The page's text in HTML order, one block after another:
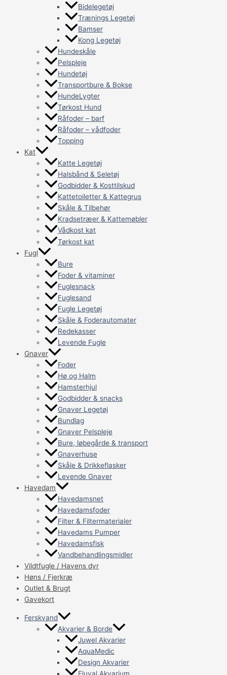
Bidelegetøj
Trænings Legetøj
Bamser
Kong Legetøj
Hundeskåle
Pelspleje
Hundetøj
Transportbure & Bokse
HundeLygter
Tørkost Hund
Råfoder – barf
Råfoder – vådfoder
Topping
Kat
Katte Legetøj
Halsbånd & Seletøj
Godbidder & Kosttilskud
Kattetoiletter & Kattegrus
Skåle & Tilbehør
Kradsetræer & Kattemøbler
Vådkost kat
Tørkost kat
Fugl
Bure
Foder & vitaminer
Fuglesnack
Fuglesand
Fugle Legetøj
Skåle & Foderautomater
Redekasser
Levende Fugle
Gnaver
Foder
Hø og Halm
Hamsterhjul
Godbidder & snacks
Gnaver Legetøj
Bundlag
Gnaver Pelspleje
Bure, løbegårde & transport
Gnaverhuse
Skåle & Drikkeflasker
Levende Gnaver
Havedam
Havedamsnet
Havedamsfoder
Filter & Filtermaterialer
Havedams Pumper
Havedamsfisk
Vandbehandlingsmidler
Vildtfugle / Havens dyr
Høns / Fjerkræ
Outlet & Brugt
Gavekort
Ferskvand
Akvarier & Borde
Juwel Akvarier
AquaMedic
Design Akvarier